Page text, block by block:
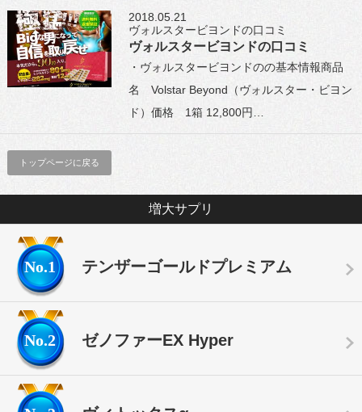
2018.05.21
ヴォルスタービヨンドの口コミ
ヴォルスタービヨンドの口コミ
・ヴォルスタービヨンドのの基本情報商品
名 Volstar Beyond（ヴォルスター・ビヨン
ド）価格 1箱 12,800円…
トップページに戻る
増大サプリ
No.1 テンザーゴールドプレミアム
No.2 ゼノファーEX Hyper